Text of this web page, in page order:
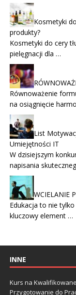
Kosmetyki
produkty?
Kosmetyki do cery
pielęgnacji dla …
Równoważenie
na osiągnięcie
List
Umiejętności IT
W dzisiejszym
napisania
WCIELANIE
Edukacja to nie
kluczowy element …
INNE
Kurs na
Przygotowanie do